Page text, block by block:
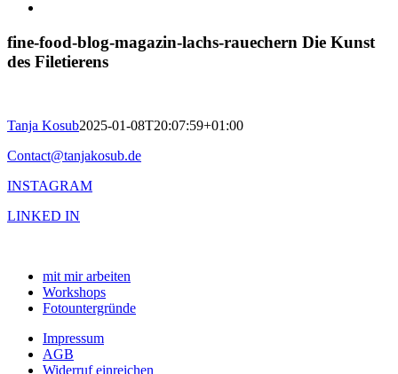
fine-food-blog-magazin-lachs-rauechern Die Kunst
des Filetierens
Tanja Kosub2025-01-08T20:07:59+01:00
Contact@tanjakosub.de
INSTAGRAM
LINKED IN
mit mir arbeiten
Workshops
Fotountergründe
Impressum
AGB
Widerruf einreichen